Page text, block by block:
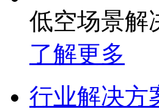
低空场景解
了解更多
行业解决方